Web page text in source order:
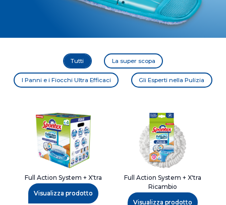
Tutti La super scopa
I Panni e i Fiocchi Ultra Efficaci Gli Esperti nella Pulizia
Full Action System + X'tra
Visualizza prodotto
Full Action System + X'tra
Ricambio
Visualizza prodotto